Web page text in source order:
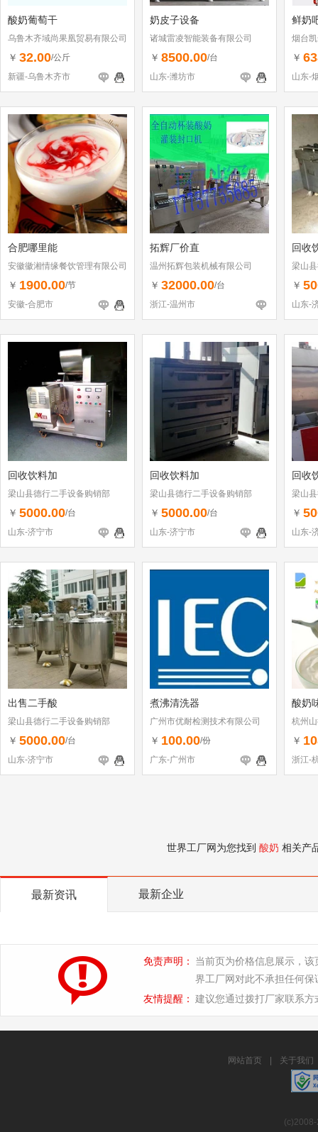
酸奶葡萄干
乌鲁木齐域尚果凰贸易有限公司
￥ 32.00/公斤
新疆-乌鲁木齐市
奶皮子设备
诸城雷凌智能装备有限公司
￥ 8500.00/台
山东-潍坊市
鲜奶
烟台
￥
山东-
合肥哪里能
安徽徽湘情缘餐饮管理有限公司
￥ 1900.00/节
安徽-合肥市
拓辉厂价直
温州拓辉包装机械有限公司
￥ 32000.00/台
浙江-温州市
回收
梁山
￥
山东-
回收饮料加
梁山县德行二手设备购销部
￥ 5000.00/台
山东-济宁市
回收饮料加
梁山县德行二手设备购销部
￥ 5000.00/台
山东-济宁市
回收
梁山
￥
山东-
出售二手酸
梁山县德行二手设备购销部
￥ 5000.00/台
山东-济宁市
煮沸清洗器
广州市优耐检测技术有限公司
￥ 100.00/份
广东-广州市
酸奶
杭州
￥
浙江-
世界工厂网为您找到 酸奶 相关产
最新资讯 最新企业
免责声明：
当前页为价格信息展示，
界工厂网对此不承担任何保
友情提醒： 建议您通过拨打厂家联系
网站首页 关于我们